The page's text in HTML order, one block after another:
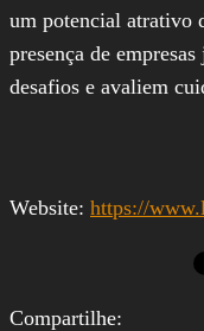
um potencial atrativo
presença de
desafios e avaliem
Website: https://
Compartilhe: